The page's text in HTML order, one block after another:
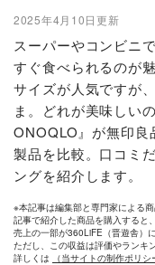
2025年4月10日更新
スーパーやコンビニ
すぐ食べられるのが
サイズが人気ですが
ま。どれが美味しい
ONOQLO』が無印良
製品を比較。口コミ
ングを紹介します。
※本記事は編集部と専門家による
記事で紹介した商品を購入すると
売上の一部が360LiFE（晋遊舎）
ただし、この収益は評価やランキ
詳しくは
（当サイトの制作ポリシ